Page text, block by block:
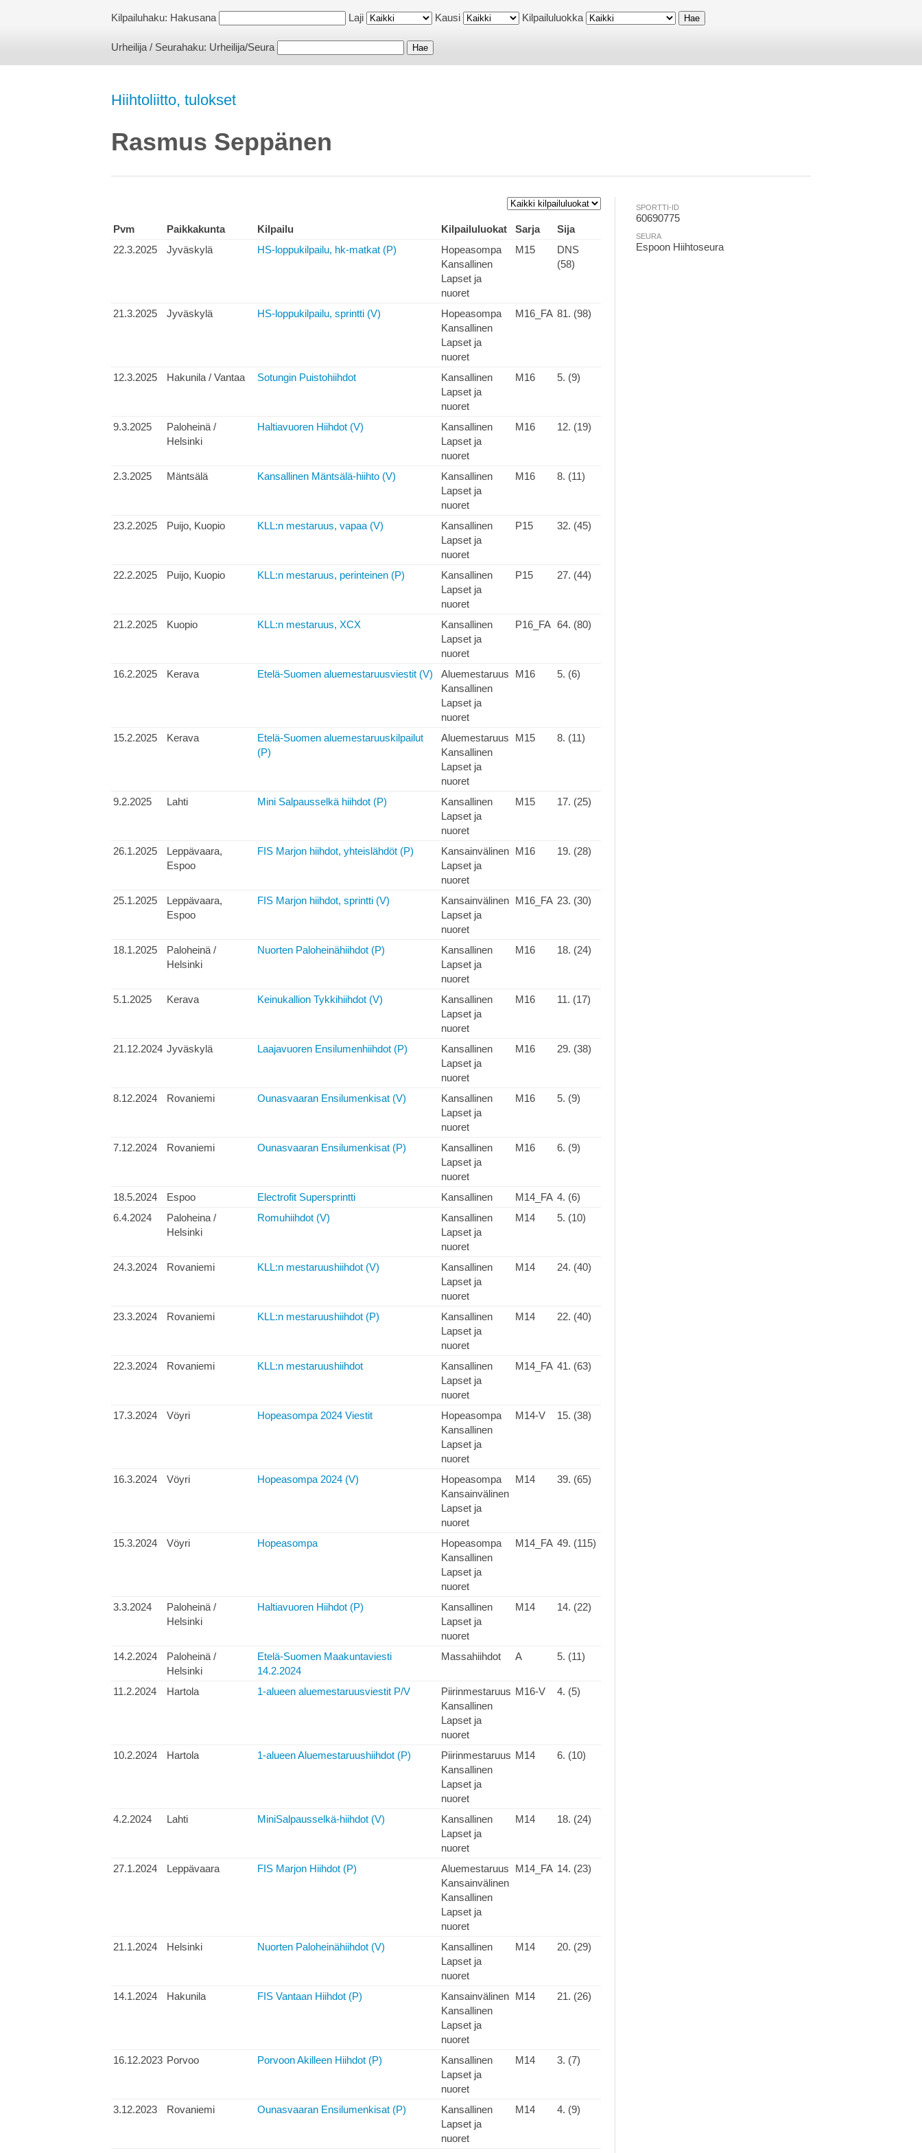
Kilpailuhaku: Hakusana Laji Kausi Kilpailuluokka
Urheilija / Seurahaku: Urheilija/Seura
Hiihtoliitto, tulokset
Rasmus Seppänen
Pvm Paikkakunta Kilpailu Kilpailuluokat Sarja
Sija
22.3.2025
Jyväskylä HS-loppukilpailu, hk-matkat (P)
Hopeasompa
Kansallinen
Lapset ja
nuoret
M15
DNS
(58)
21.3.2025 Jyväskylä HS-loppukilpailu, sprintti (V)
Hopeasompa
Kansallinen
Lapset ja
nuoret
M16_FA 81. (98)
12.3.2025 Hakunila / Vantaa Sotungin Puistohiihdot
Kansallinen
Lapset ja
nuoret
M16 5. (9)
9.3.2025
Paloheinä /
Helsinki
Haltiavuoren Hiihdot (V)
Kansallinen
Lapset ja
nuoret
M16 12. (19)
2.3.2025 Mäntsälä Kansallinen Mäntsälä-hiihto (V)
Kansallinen
Lapset ja
nuoret
M16 8. (11)
23.2.2025 Puijo, Kuopio KLL:n mestaruus, vapaa (V)
Kansallinen
Lapset ja
nuoret
P15 32. (45)
22.2.2025 Puijo, Kuopio KLL:n mestaruus, perinteinen (P)
Kansallinen
Lapset ja
nuoret
P15 27. (44)
21.2.2025 Kuopio KLL:n mestaruus, XCX
Kansallinen
Lapset ja
nuoret
P16_FA 64. (80)
16.2.2025 Kerava Etelä-Suomen aluemestaruusviestit (V)
Aluemestaruus
Kansallinen
Lapset ja
nuoret
M16 5. (6)
15.2.2025 Kerava
Etelä-Suomen aluemestaruuskilpailut
(P)
Aluemestaruus
Kansallinen
Lapset ja
nuoret
M15 8. (11)
9.2.2025 Lahti Mini Salpausselkä hiihdot (P)
Kansallinen
Lapset ja
nuoret
M15 17. (25)
26.1.2025
Leppävaara,
Espoo
FIS Marjon hiihdot, yhteislähdöt (P)
Kansainvälinen
Lapset ja
nuoret
M16 19. (28)
25.1.2025
Leppävaara,
Espoo
FIS Marjon hiihdot, sprintti (V)
Kansainvälinen
Lapset ja
nuoret
M16_FA 23. (30)
18.1.2025
Paloheinä /
Helsinki
Nuorten Paloheinähiihdot (P)
Kansallinen
Lapset ja
nuoret
M16 18. (24)
5.1.2025 Kerava Keinukallion Tykkihiihdot (V)
Kansallinen
Lapset ja
nuoret
M16 11. (17)
21.12.2024 Jyväskylä Laajavuoren Ensilumenhiihdot (P)
Kansallinen
Lapset ja
nuoret
M16 29. (38)
8.12.2024 Rovaniemi Ounasvaaran Ensilumenkisat (V)
Kansallinen
Lapset ja
nuoret
M16 5. (9)
7.12.2024 Rovaniemi Ounasvaaran Ensilumenkisat (P)
Kansallinen
Lapset ja
nuoret
M16 6. (9)
18.5.2024 Espoo Electrofit Supersprintti Kansallinen M14_FA 4. (6)
6.4.2024
Paloheina /
Helsinki
Romuhiihdot (V)
Kansallinen
Lapset ja
nuoret
M14 5. (10)
24.3.2024 Rovaniemi KLL:n mestaruushiihdot (V)
Kansallinen
Lapset ja
nuoret
M14 24. (40)
23.3.2024 Rovaniemi KLL:n mestaruushiihdot (P)
Kansallinen
Lapset ja
nuoret
M14 22. (40)
22.3.2024 Rovaniemi KLL:n mestaruushiihdot
Kansallinen
Lapset ja
nuoret
M14_FA 41. (63)
17.3.2024 Vöyri Hopeasompa 2024 Viestit
Hopeasompa
Kansallinen
Lapset ja
nuoret
M14-V 15. (38)
16.3.2024 Vöyri Hopeasompa 2024 (V)
Hopeasompa
Kansainvälinen
Lapset ja
nuoret
M14 39. (65)
15.3.2024 Vöyri Hopeasompa
Hopeasompa
Kansallinen
Lapset ja
nuoret
M14_FA 49. (115)
3.3.2024
Paloheinä /
Helsinki
Haltiavuoren Hiihdot (P)
Kansallinen
Lapset ja
nuoret
M14 14. (22)
14.2.2024
Paloheinä /
Helsinki
Etelä-Suomen Maakuntaviesti
14.2.2024
Massahiihdot A 5. (11)
11.2.2024 Hartola 1-alueen aluemestaruusviestit P/V
Piirinmestaruus
Kansallinen
Lapset ja
nuoret
M16-V 4. (5)
10.2.2024 Hartola 1-alueen Aluemestaruushiihdot (P)
Piirinmestaruus
Kansallinen
Lapset ja
nuoret
M14 6. (10)
4.2.2024 Lahti MiniSalpausselkä-hiihdot (V)
Kansallinen
Lapset ja
nuoret
M14 18. (24)
27.1.2024 Leppävaara FIS Marjon Hiihdot (P)
Aluemestaruus
Kansainvälinen
Kansallinen
Lapset ja
nuoret
M14_FA 14. (23)
21.1.2024 Helsinki Nuorten Paloheinähiihdot (V)
Kansallinen
Lapset ja
nuoret
M14 20. (29)
14.1.2024 Hakunila FIS Vantaan Hiihdot (P)
Kansainvälinen
Kansallinen
Lapset ja
nuoret
M14 21. (26)
16.12.2023 Porvoo Porvoon Akilleen Hiihdot (P)
Kansallinen
Lapset ja
nuoret
M14 3. (7)
3.12.2023 Rovaniemi Ounasvaaran Ensilumenkisat (P)
Kansallinen
Lapset ja
nuoret
M14 4. (9)
SPORTTI-ID
60690775
SEURA
Espoon Hiihtoseura